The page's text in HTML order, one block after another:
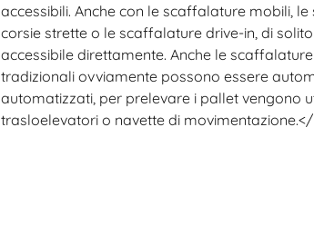
accessibili. Anche con le scaffalature mobili,
corsie strette o le scaffalature drive-in, di
accessibile direttamente. Anche le
tradizionali ovviamente possono essere
automatizzati, per prelevare i pallet vengono
trasloelevatori o navette di